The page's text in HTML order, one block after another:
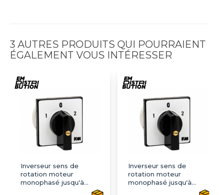
3 AUTRES PRODUITS QUI POURRAIENT
ÉGALEMENT VOUS INTÉRESSER
Inverseur sens de
rotation moteur
monophasé jusqu'à
3kW, 25 A - CK323294
Inverseur sens de
rotation moteur
monophasé jusqu'à